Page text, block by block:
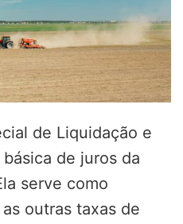
de Liquidação e
de juros da
serve como
outras taxas de